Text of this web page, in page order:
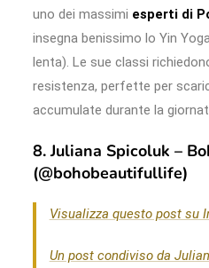
uno dei massimi esperti di
insegna benissimo lo Yin
lenta). Le sue classi
resistenza, perfette per
accumulate durante la
8. Juliana Spicoluk –
(@bohobeautifullife)
Visualizza questo post su
Un post condiviso da